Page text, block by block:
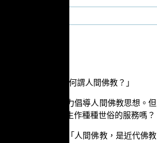
討的題目是：「何謂人間佛教？」
和團體，都在大力倡導人間佛教思想。但
布施行善，為眾生作種種世俗的服務嗎？
定義是這樣的：「人間佛教，是近代佛教